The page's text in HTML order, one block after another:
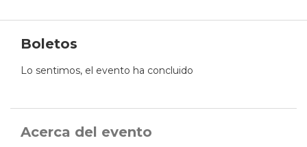
Boletos
Lo sentimos, el evento ha concluido
Acerca del evento